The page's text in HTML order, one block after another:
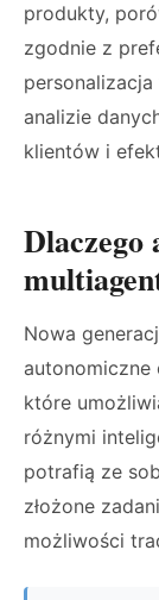
produkty,
zgodnie z
analizie
klientów i
Dlaczego
Nowa
autonomiczne
które
różnymi
potrafią ze
złożone
możliwości